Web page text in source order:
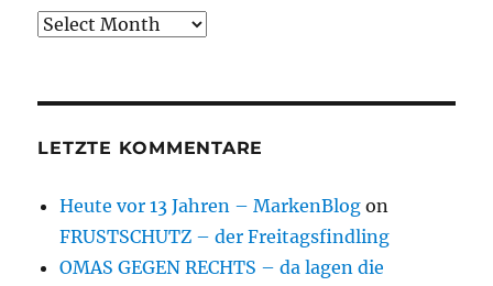
Archive
LETZTE KOMMENTARE
Heute vor 13 Jahren – MarkenBlog on
FRUSTSCHUTZ – der Freitagsfindling
OMAS GEGEN RECHTS – da lagen die